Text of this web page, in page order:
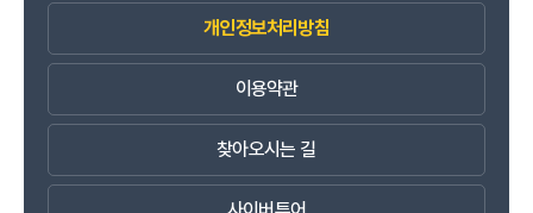
개인정보처리방침
이용약관
찾아오시는 길